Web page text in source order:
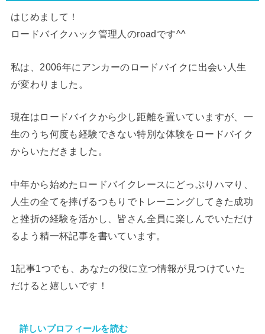
はじめまして！
ロードバイクハック管理人のroadです^^
私は、2006年にアンカーのロードバイクに出会い人生
が変わりました。
現在はロードバイクから少し距離を置いていますが、一
生のうち何度も経験できない特別な体験をロードバイク
からいただきました。
中年から始めたロードバイクレースにどっぷりハマり、
人生の全てを捧げるつもりでトレーニングしてきた成功
と挫折の経験を活かし、皆さん全員に楽しんでいただけ
るよう精一杯記事を書いています。
1記事1つでも、あなたの役に立つ情報が見つけていた
だけると嬉しいです！
詳しいプロフィールを読む